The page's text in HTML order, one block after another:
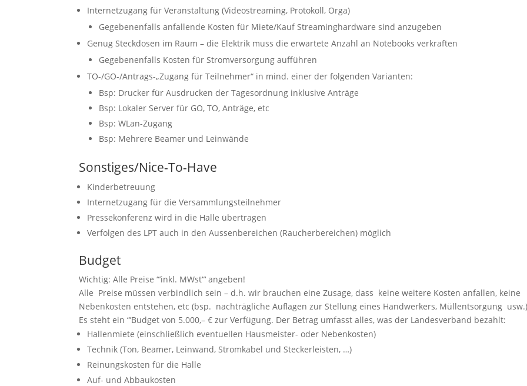
Internetzugang für Veranstaltung (Videostreaming, Protokoll, Orga)
Gegebenenfalls anfallende Kosten für Miete/Kauf Streaminghardware sind anzugeben
Genug Steckdosen im Raum – die Elektrik muss die erwartete Anzahl an Notebooks verkraften
Gegebenenfalls Kosten für Stromversorgung aufführen
TO-/GO-/Antrags-„Zugang für Teilnehmer“ in mind. einer der folgenden Varianten:
Bsp: Drucker für Ausdrucken der Tagesordnung inklusive Anträge
Bsp: Lokaler Server für GO, TO, Anträge, etc
Bsp: WLan-Zugang
Bsp: Mehrere Beamer und Leinwände
Sonstiges/Nice-To-Have
Kinderbetreuung
Internetzugang für die Versammlungsteilnehmer
Pressekonferenz wird in die Halle übertragen
Verfolgen des LPT auch in den Aussenbereichen (Raucherbereichen) möglich
Budget
Wichtig: Alle Preise “’inkl. MWst“‘ angeben!
Alle Preise müssen verbindlich sein – d.h. wir brauchen eine Zusage, dass keine weitere Kosten anfallen, keine
Nebenkosten entstehen, etc (bsp. nachträgliche Auflagen zur Stellung eines Handwerkers, Müllentsorgung
Es steht ein “’Budget von 5.000,– € zur Verfügung. Der Betrag umfasst alles, was der Landesverband bezahlt:
Hallenmiete (einschließlich eventuellen Hausmeister- oder Nebenkosten)
Technik (Ton, Beamer, Leinwand, Stromkabel und Steckerleisten, …)
Reinungskosten für die Halle
Auf- und Abbaukosten